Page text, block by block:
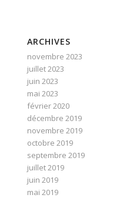
ARCHIVES
novembre 2023
juillet 2023
juin 2023
mai 2023
février 2020
décembre 2019
novembre 2019
octobre 2019
septembre 2019
juillet 2019
juin 2019
mai 2019